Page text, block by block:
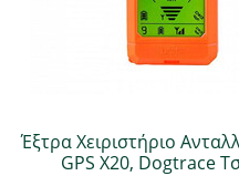
Έξτρα Χειριστήριο
GPS X20, Dogtrace